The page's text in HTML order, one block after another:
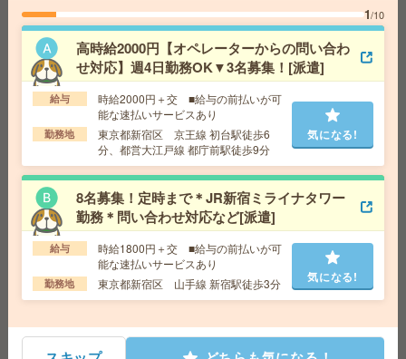
勤務地 みどりの駅～徒歩20分 ※車通勤・バイク通
勤OK
気になる!
＜朝はゆっくり＞芸術・文化団体！電話なし！入力メイ
ンのカンタン事務＠錦糸町[派遣]
給 与 時給1700円
全額支給
勤務地 錦糸町駅徒歩3分 ※錦糸町アルカセントラル
での就業です
気になる!
＼難しいスキル必要なし！カンタン事務／時短OK！@阿
佐ヶ谷！[派遣]
給 与 時給1800円＋交
勤務地 JR中央・総武線 阿佐ケ谷駅 徒歩3分
気になる!
1/10
高時給2000円【オペレーターからの問い合わ
せ対応】週4日勤務OK▼3名募集！[派遣]
給与
時給2000円＋交 ■給与の前払いが可
能な速払いサービスあり
勤務地
東京都新宿区 京王線 初台駅徒歩6
分、都営大江戸線 都庁前駅徒歩9分
気になる!
8名募集！定時まで＊JR新宿ミライナタワー
勤務＊問い合わせ対応など[派遣]
給与
時給1800円＋交 ■給与の前払いが可
能な速払いサービスあり
勤務地 東京都新宿区 山手線 新宿駅徒歩3分 気になる!